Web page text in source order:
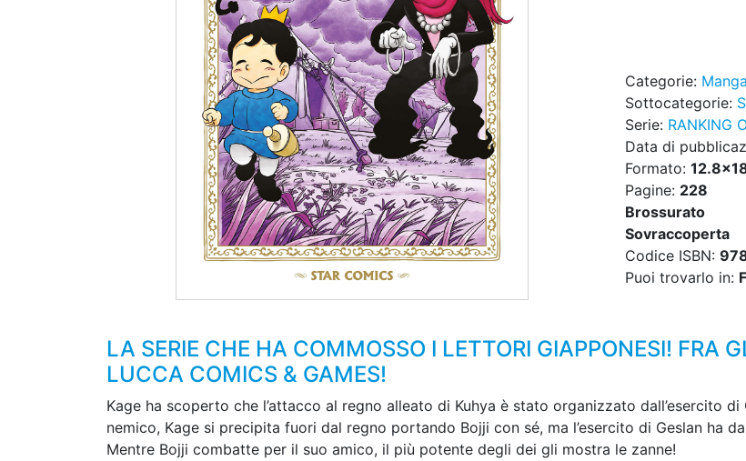
Categorie: Manga
Sottocategorie:
Serie: RANKING
Data di
Formato:
Pagine: 228
Brossurato
Sovraccoperta
Codice ISBN:
Puoi trovarlo in:
LA SERIE CHE HA COMMOSSO I LETTORI GIAPPONESI! FRA
LUCCA COMICS & GAMES!
Kage ha scoperto che l’attacco al regno alleato di Kuhya è stato organizzato dall’esercito
nemico, Kage si precipita fuori dal regno portando Bojji con sé, ma l’esercito di Geslan ha
Mentre Bojji combatte per il suo amico, il più potente degli dei gli mostra le zanne!